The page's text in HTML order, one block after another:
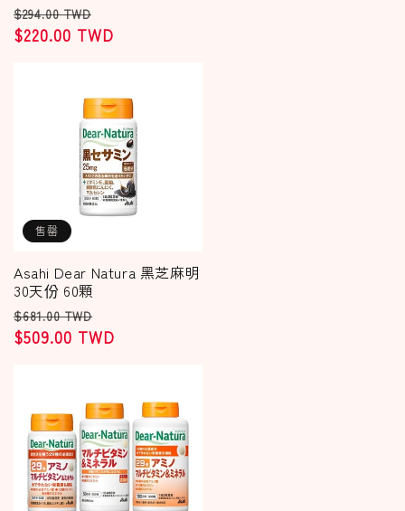
定
價
$294.00 TWD
價
$220.00 TWD
售罄
Asahi Dear Natura 黑芝麻明
30天份 60顆
定
價
$681.00 TWD
價
$509.00 TWD